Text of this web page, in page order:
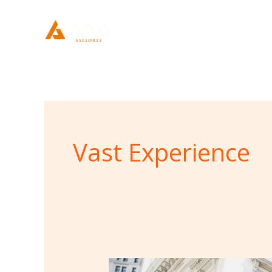
Vast Experience
Stalking